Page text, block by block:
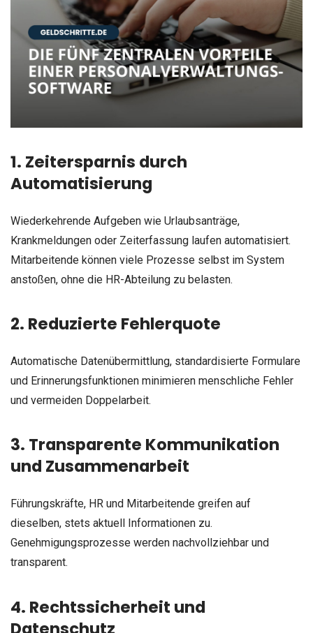
1. Zeitersparnis durch
Automatisierung
Wiederkehrende Aufgeben wie Urlaubsanträge,
Krankmeldungen oder Zeiterfassung laufen automatisiert.
Mitarbeitende können viele Prozesse selbst im System
anstoßen, ohne die HR-Abteilung zu belasten.
2. Reduzierte Fehlerquote
Automatische Datenübermittlung, standardisierte Formulare
und Erinnerungsfunktionen minimieren menschliche Fehler
und vermeiden Doppelarbeit.
3. Transparente Kommunikation
und Zusammenarbeit
Führungskräfte, HR und Mitarbeitende greifen auf
dieselben, stets aktuell Informationen zu.
Genehmigungsprozesse werden nachvollziehbar und
transparent.
4. Rechtssicherheit und
Datenschutz